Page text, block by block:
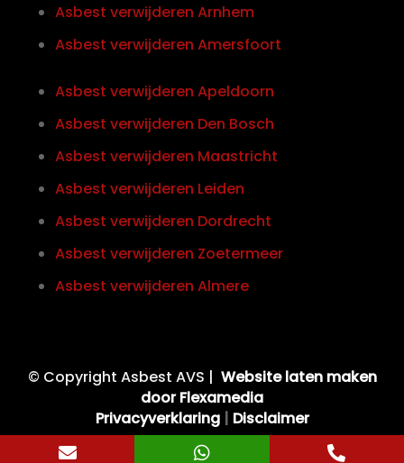
Asbest verwijderen Arnhem
Asbest verwijderen Amersfoort
Asbest verwijderen Apeldoorn
Asbest verwijderen Den Bosch
Asbest verwijderen Maastricht
Asbest verwijderen Leiden
Asbest verwijderen Dordrecht
Asbest verwijderen Zoetermeer
Asbest verwijderen Almere
© Copyright Asbest AVS | Website laten maken
door Flexamedia
Privacyverklaring| Disclaimer
  